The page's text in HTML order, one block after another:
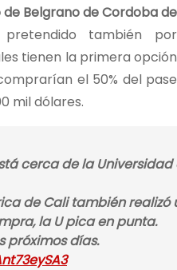
de Belgrano de Cordoba de
también por
tienen la primera opción
el 50% del pase
mil dólares.
cerca de la Universidad
de Cali también realizó
la U pica en punta.
próximos días.